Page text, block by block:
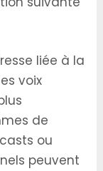
liée à la
voix
de
ou
peuvent